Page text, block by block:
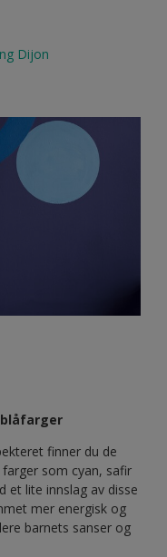
Dijon
finner du de
som cyan, safir
et lite innslag av disse
mer energisk og
barnets sanser og